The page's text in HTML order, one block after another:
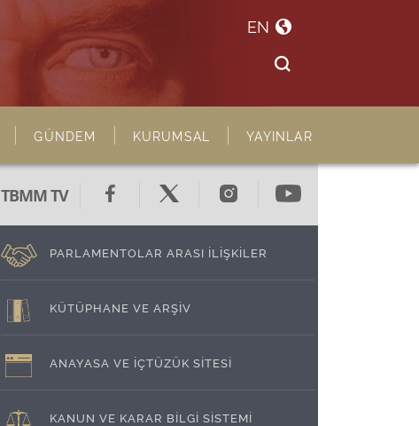
EN
GÜNDEM KURUMSAL YAYINLAR
TBMM TV
PARLAMENTOLAR ARASI İLİŞKİLER
KÜTÜPHANE VE ARŞİV
ANAYASA VE İÇTÜZÜK SİTESİ
KANUN VE KARAR BİLGİ SİSTEMİ